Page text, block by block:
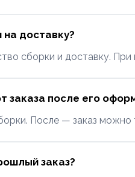
на доставку?
сборки и доставку.
заказа после его
После — заказ можно
заказ?